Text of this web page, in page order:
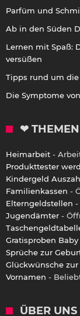
Parfüm und
Ab in den Süden
Lernen mit Spaß:
versüßen
Tipps rund um
Die Symptome
❤ THEMEN
Heimarbeit -
Produkttester
Kindergeld
Familienkassen -
Elterngeldstellen -
Jugendämter -
Gratisproben Baby
Sprüche zur
Glückwünsche
Vornamen -
ÜBER UNS